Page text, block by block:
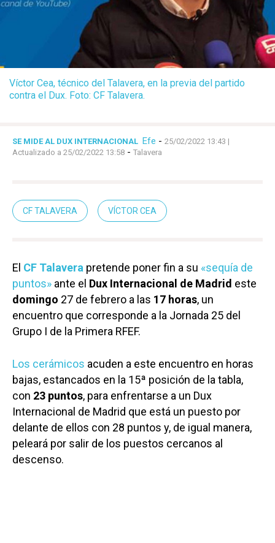
Víctor Cea, técnico del Talavera, en la previa del partido
contra el Dux. Foto: CF Talavera.
SE MIDE AL DUX INTERNACIONAL Efe - 25/02/2022 13:43 |
Actualizado a 25/02/2022 13:58 - Talavera
CF TALAVERA VÍCTOR CEA
El CF Talavera pretende poner fin a su «sequía de
puntos» ante el Dux Internacional de Madrid este
domingo 27 de febrero a las 17 horas, un
encuentro que corresponde a la Jornada 25 del
Grupo I de la Primera RFEF.
Los cerámicos acuden a este encuentro en horas
bajas, estancados en la 15ª posición de la tabla,
con 23 puntos, para enfrentarse a un Dux
Internacional de Madrid que está un puesto por
delante de ellos con 28 puntos y, de igual manera,
peleará por salir de los puestos cercanos al
descenso.